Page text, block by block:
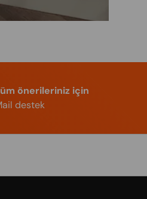
önerileriniz için
destek